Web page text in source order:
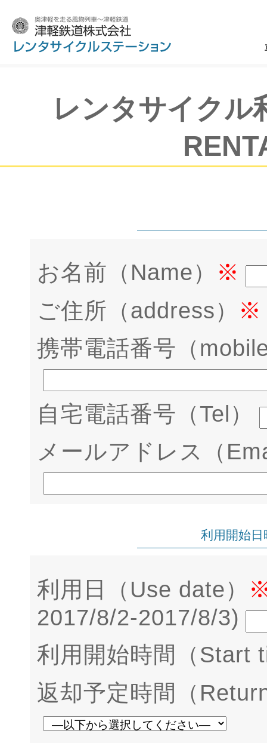
レンタサイクル
お名前（Name）
※
ご住所（address）
※
携帯電話番号（
自宅電話番号（Tel）
メールアドレス（
利用開始
利用日（Use date）
2017/8/2-2017/8/3)
利用開始時間（Start
返却予定時間（